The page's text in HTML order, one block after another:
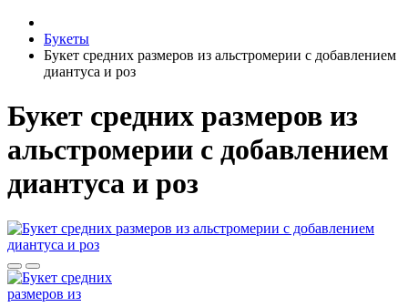
Букеты
Букет средних размеров из альстромерии c добавлением
диантуса и роз
Букет средних размеров из
альстромерии c добавлением
диантуса и роз